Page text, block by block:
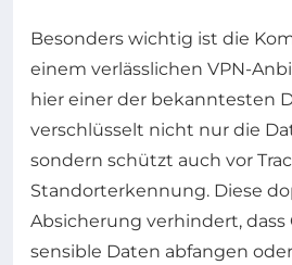
Besonders wichtig ist die
einem verlässlichen VPN-
hier einer der bekanntesten
verschlüsselt nicht nur die
sondern schützt auch vor
Standorterkennung. Diese
Absicherung verhindert,
sensible Daten abfangen